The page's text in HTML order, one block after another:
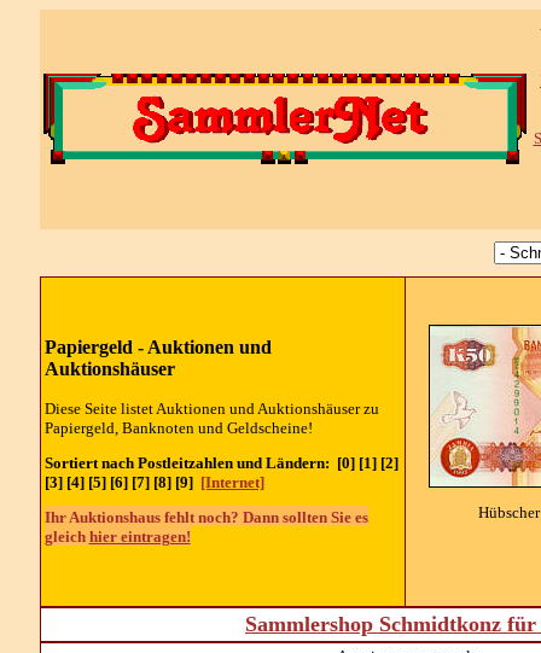
Papiergeld - Auktionen und
Auktionshäuser
Diese Seite listet Auktionen und Auktionshäuser zu
Papiergeld, Banknoten und Geldscheine!
Sortiert nach Postleitzahlen und Ländern: [0] [1] [2]
[3] [4] [5] [6] [7] [8] [9] [Internet]
Ihr Auktionshaus fehlt noch? Dann sollten Sie es
gleich hier eintragen!
Sammlershop Schmidtkonz